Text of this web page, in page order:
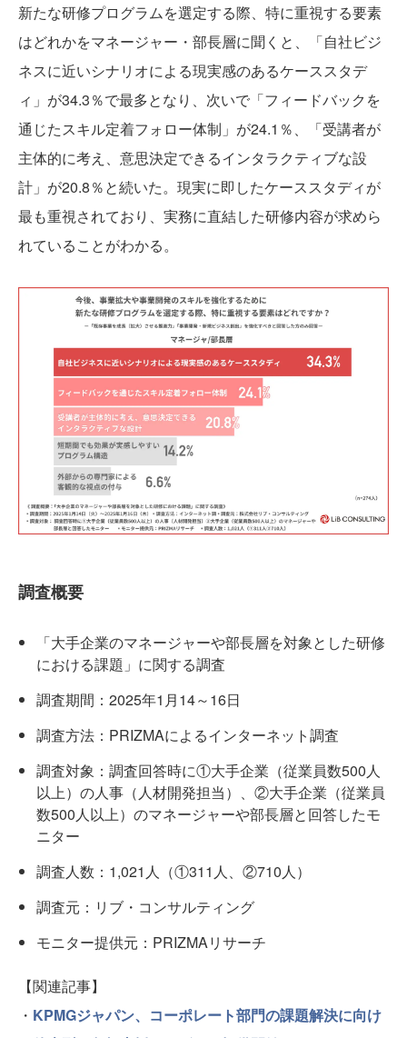
新たな研修プログラムを選定する際、特に重視する要素
はどれかをマネージャー・部長層に聞くと、「自社ビジ
ネスに近いシナリオによる現実感のあるケーススタデ
ィ」が34.3％で最多となり、次いで「フィードバックを
通じたスキル定着フォロー体制」が24.1％、「受講者が
主体的に考え、意思決定できるインタラクティブな設
計」が20.8％と続いた。現実に即したケーススタディが
最も重視されており、実務に直結した研修内容が求めら
れていることがわかる。
調査概要
「大手企業のマネージャーや部長層を対象とした研修
における課題」に関する調査
調査期間：2025年1月14～16日
調査方法：PRIZMAによるインターネット調査
調査対象：調査回答時に①大手企業（従業員数500人
以上）の人事（人材開発担当）、②大手企業（従業員
数500人以上）のマネージャーや部長層と回答したモ
ニター
調査人数：1,021人（①311人、②710人）
調査元：リブ・コンサルティング
モニター提供元：PRIZMAリサーチ
【関連記事】
・ KPMGジャパン、コーポレート部門の課題解決に向け